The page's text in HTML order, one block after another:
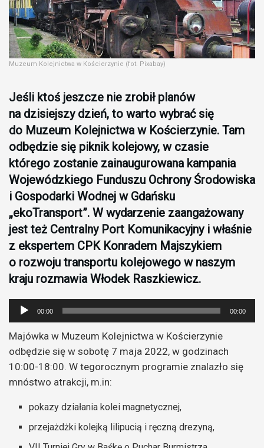
Muzeum Kolejnictwa w Kościerzynie (fot. Pixabay)
Jeśli ktoś jeszcze nie zrobił planów
na dzisiejszy dzień, to warto wybrać się
do Muzeum Kolejnictwa w Kościerzynie. Tam
odbędzie się piknik kolejowy, w czasie
którego zostanie zainaugurowana kampania
Wojewódzkiego Funduszu Ochrony Środowiska
i Gospodarki Wodnej w Gdańsku
„ekoTransport”. W wydarzenie zaangażowany
jest też Centralny Port Komunikacyjny i właśnie
z ekspertem CPK Konradem Majszykiem
o rozwoju transportu kolejowego w naszym
kraju rozmawia Włodek Raszkiewicz.
Odtwarzacz
plików
dźwiękowych
00:00 00:00
Majówka w Muzeum Kolejnictwa w Kościerzynie
odbędzie się w sobotę 7 maja 2022, w godzinach
10:00-18:00. W tegorocznym programie znalazło się
mnóstwo atrakcji, m.in:
pokazy działania kolei magnetycznej,
przejażdżki kolejką lilipucią i ręczną drezyną,